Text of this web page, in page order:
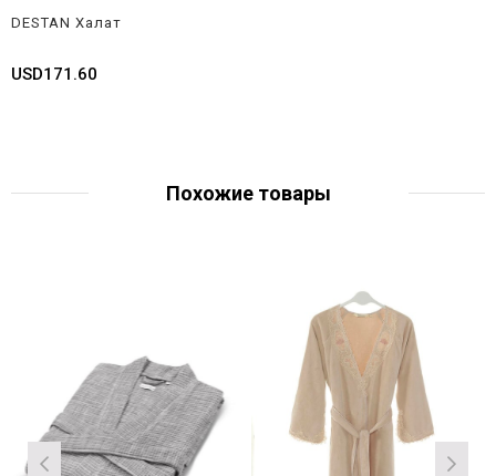
DESTAN Халат
USD171.60
Похожие товары